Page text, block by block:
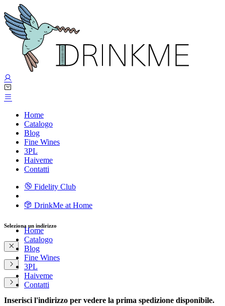
Home
Catalogo
Blog
Fine Wines
3PL
Haiveme
Contatti
Fidelity Club
DrinkMe at Home
Home
Catalogo
Blog
Fine Wines
3PL
Haiveme
Contatti
Seleziona un indirizzo
Inserisci l'indirizzo per vedere la prima spedizione disponibile.